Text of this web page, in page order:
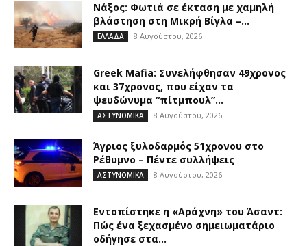
Νάξος: Φωτιά σε έκταση με χαμηλή
βλάστηση στη Μικρή Βίγλα –...
ΕΛΛΑΔΑ 8 Αυγούστου, 2026
Greek Μafia: Συνελήφθησαν 49χρονος
και 37χρονος, που είχαν τα
ψευδώνυμα “πίτμπουλ”...
ΑΣΤΥΝΟΜΙΚΑ 8 Αυγούστου, 2026
Άγριος ξυλοδαρμός 51χρονου στο
Ρέθυμνο – Πέντε συλλήψεις
ΑΣΤΥΝΟΜΙΚΑ 8 Αυγούστου, 2026
Εντοπίστηκε η «Αράχνη» του Άσαντ:
Πώς ένα ξεχασμένο σημειωματάριο
οδήγησε στα...